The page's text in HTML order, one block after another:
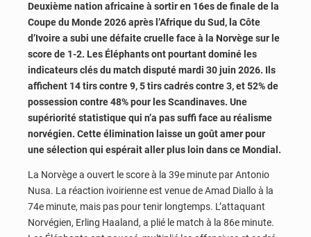
Deuxième nation africaine à sortir en 16es de finale de la
Coupe du Monde 2026 après l’Afrique du Sud, la Côte
d’Ivoire a subi une défaite cruelle face à la Norvège sur le
score de 1-2. Les Éléphants ont pourtant dominé les
indicateurs clés du match disputé mardi 30 juin 2026. Ils
affichent 14 tirs contre 9, 5 tirs cadrés contre 3, et 52% de
possession contre 48% pour les Scandinaves. Une
supériorité statistique qui n’a pas suffi face au réalisme
norvégien. Cette élimination laisse un goût amer pour
une sélection qui espérait aller plus loin dans ce Mondial.
La Norvège a ouvert le score à la 39e minute par Antonio
Nusa. La réaction ivoirienne est venue de Amad Diallo à la
74e minute, mais pas pour tenir longtemps. L’attaquant
Norvégien, Erling Haaland, a plié le match à la 86e minute.